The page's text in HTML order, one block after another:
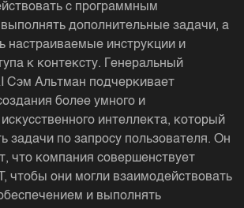
с программным
дополнительные задачи, а
настраиваемые инструкции и
к контексту. Генеральный
Сэм Альтман подчеркивает
более умного и
интеллекта, который
задачи по запросу пользователя. Он
что компания совершенствует
чтобы они могли взаимодействовать
и выполнять